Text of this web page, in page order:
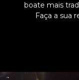
boate mais
Faça a sua